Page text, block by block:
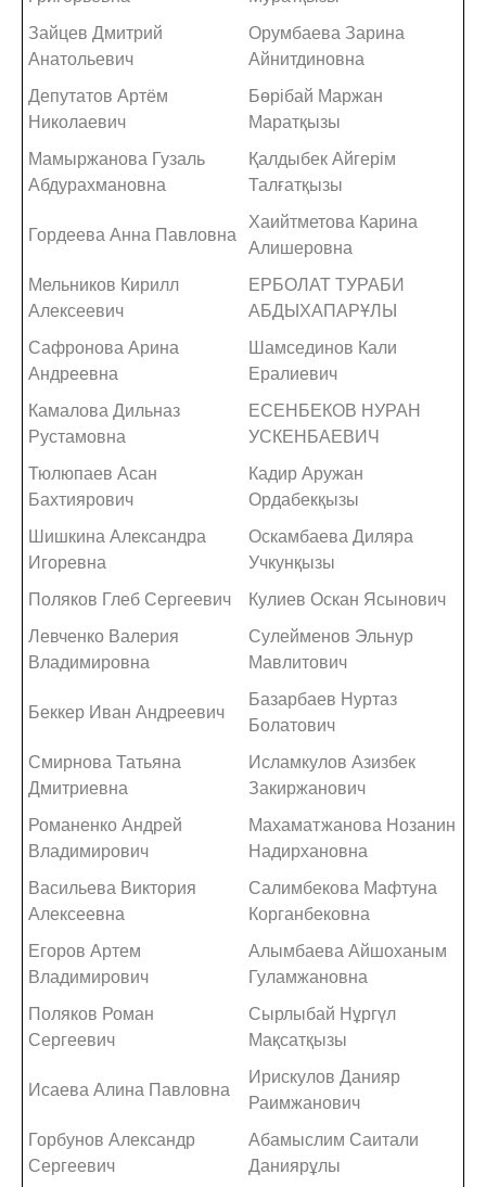
Зайцев Дмитрий
Анатольевич
Орумбаева Зарина
Айнитдиновна
Депутатов Артём
Николаевич
Бөрібай Маржан
Маратқызы
Мамыржанова Гузаль
Абдурахмановна
Қалдыбек Айгерім
Талғатқызы
Гордеева Анна Павловна
Хаийтметова Карина
Алишеровна
Мельников Кирилл
Алексеевич
ЕРБОЛАТ ТУРАБИ
АБДЫХАПАРҰЛЫ
Сафронова Арина
Андреевна
Шамсединов Кали
Ералиевич
Камалова Дильназ
Рустамовна
ЕСЕНБЕКОВ НУРАН
УСКЕНБАЕВИЧ
Тюлюпаев Асан
Бахтиярович
Кадир Аружан
Ордабекқызы
Шишкина Александра
Игоревна
Оскамбаева Диляра
Учкунқызы
Поляков Глеб Сергеевич
Кулиев Оскан Ясынович
Левченко Валерия
Владимировна
Сулейменов Эльнур
Мавлитович
Беккер Иван Андреевич
Базарбаев Нуртаз
Болатович
Смирнова Татьяна
Дмитриевна
Исламкулов Азизбек
Закиржанович
Романенко Андрей
Владимирович
Махаматжанова Нозанин
Надирхановна
Васильева Виктория
Алексеевна
Салимбекова Мафтуна
Корганбековна
Егоров Артем
Владимирович
Алымбаева Айшоханым
Гуламжановна
Поляков Роман
Сергеевич
Сырлыбай Нұргүл
Мақсатқызы
Исаева Алина Павловна
Ирискулов Данияр
Раимжанович
Горбунов Александр
Сергеевич
Абамыслим Саитали
Даниярұлы